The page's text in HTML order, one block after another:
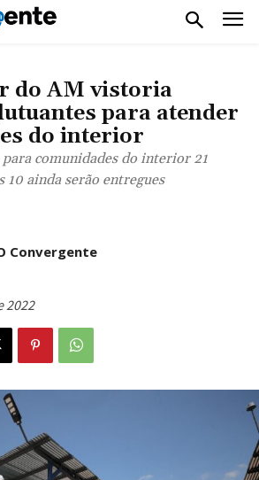
do AM vistoria
para atender
do interior
comunidades do interior 21
10 ainda serão entregues
Convergente
2022